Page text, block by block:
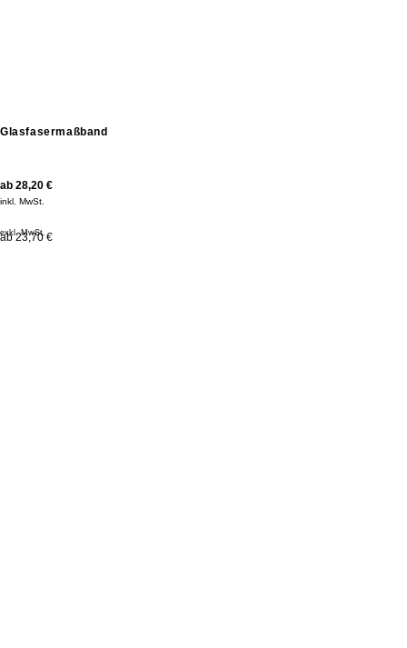
Glasfasermaßband
ab 28,20 €
inkl. MwSt.
ab 23,70 €
exkl. MwSt.